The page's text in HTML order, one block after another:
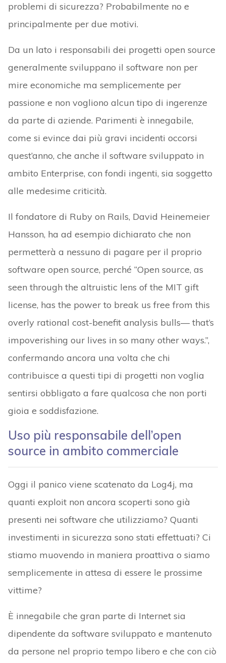
problemi di sicurezza? Probabilmente no e
principalmente per due motivi.
Da un lato i responsabili dei progetti open source
generalmente sviluppano il software non per
mire economiche ma semplicemente per
passione e non vogliono alcun tipo di ingerenze
da parte di aziende. Parimenti è innegabile,
come si evince dai più gravi incidenti occorsi
quest’anno, che anche il software sviluppato in
ambito Enterprise, con fondi ingenti, sia soggetto
alle medesime criticità.
Il fondatore di Ruby on Rails, David Heinemeier
Hansson, ha ad esempio dichiarato che non
permetterà a nessuno di pagare per il proprio
software open source, perché “Open source, as
seen through the altruistic lens of the MIT gift
license, has the power to break us free from this
overly rational cost-benefit analysis bulls— that’s
impoverishing our lives in so many other ways.”,
confermando ancora una volta che chi
contribuisce a questi tipi di progetti non voglia
sentirsi obbligato a fare qualcosa che non porti
gioia e soddisfazione.
Uso più responsabile dell’open
source in ambito commerciale
Oggi il panico viene scatenato da Log4j, ma
quanti exploit non ancora scoperti sono già
presenti nei software che utilizziamo? Quanti
investimenti in sicurezza sono stati effettuati? Ci
stiamo muovendo in maniera proattiva o siamo
semplicemente in attesa di essere le prossime
vittime?
È innegabile che gran parte di Internet sia
dipendente da software sviluppato e mantenuto
da persone nel proprio tempo libero e che con ciò